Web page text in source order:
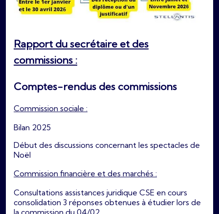
Rapport du secrétaire et des
commissions :
Comptes-rendus des commissions
Commission sociale :
Bilan 2025
Début des discussions concernant les spectacles de
Noël
Commission financière et des marchés :
Consultations assistances juridique CSE en cours
consolidation 3 réponses obtenues à étudier lors de